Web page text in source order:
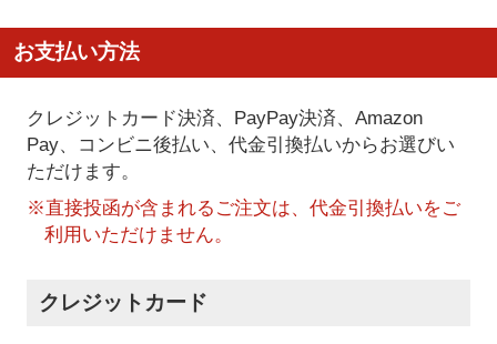
お支払い方法
クレジットカード決済、PayPay決済、Amazon
Pay、コンビニ後払い、代金引換払いからお選びい
ただけます。
※直接投函が含まれるご注文は、代金引換払いをご
利用いただけません。
クレジットカード